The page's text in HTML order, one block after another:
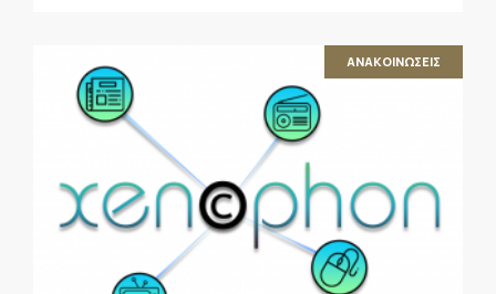
ΑΝΑΚΟΙΝΩΣΕΙΣ